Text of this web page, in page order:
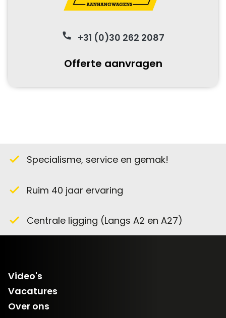
phone +31 (0)30 262 2087
Offerte aanvragen
check Specialisme, service en gemak!
check Ruim 40 jaar ervaring
check Centrale ligging (Langs A2 en A27)
Video's
Vacatures
Over ons